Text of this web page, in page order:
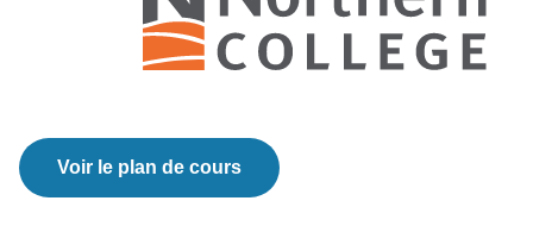
Voir le plan de cours